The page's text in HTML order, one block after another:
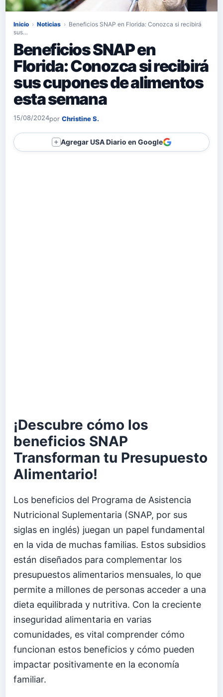
Inicio › Noticias › Beneficios SNAP en Florida: Conozca si recibirá
sus…
Beneficios SNAP en
Florida: Conozca si recibirá
sus cupones de alimentos
esta semana
15/08/2024por Christine S.
＋ Agregar USA Diario en Google
¡Descubre cómo los
beneficios SNAP
Transforman tu Presupuesto
Alimentario!
Los beneficios del Programa de Asistencia
Nutricional Suplementaria (SNAP, por sus
siglas en inglés) juegan un papel fundamental
en la vida de muchas familias. Estos subsidios
están diseñados para complementar los
presupuestos alimentarios mensuales, lo que
permite a millones de personas acceder a una
dieta equilibrada y nutritiva. Con la creciente
inseguridad alimentaria en varias
comunidades, es vital comprender cómo
funcionan estos beneficios y cómo pueden
impactar positivamente en la economía
familiar.